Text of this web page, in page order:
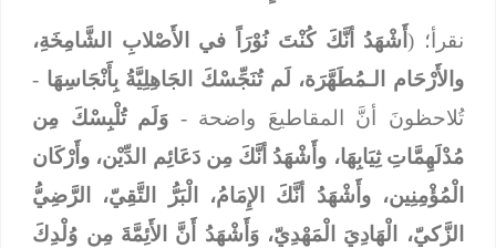
نقرأ؛ ( أَشْهَدُ أنَّكَ كُنْتَ نُوْرَاً في الأَصْلابِ الشَّامِخَةِ،
والأَرْحَام الـمُطَهَّرَة، لَم تُنَجِّسْكَ الجَاهِلِيَّةُ بِأَنْجَاسِهَا-
تُلاحظونَ أنَّ المقاطيعَ واضحة - وَلَم تُلْبِسْكَ مِن
مُدْلَهِمَّاتِ ثِيَابِهَا، وأَشْهَدُ أنَّكَ مِن دَعَائِم الدِّيْن، وأَرْكَان
الْمُؤْمِنِين، وأَشْهَدُ أنَّكَ الإِمَامُ، الْبَرُّ التَّقِيّ، الرَّضِيُّ
الزَّكيّ، الْهَادِيَ الْمَهْدِيّ، وَأَشْهَدُ أَنَّ الأَئِمَّةَ مِن وُلْدِكَ